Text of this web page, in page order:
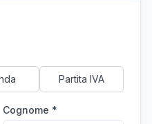
Partita IVA
Cognome *